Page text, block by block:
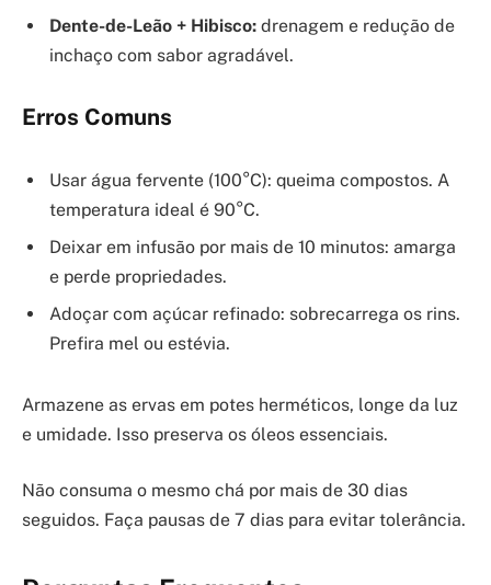
Dente-de-Leão + Hibisco: drenagem e redução de
inchaço com sabor agradável.
Erros Comuns
Usar água fervente (100°C): queima compostos. A
temperatura ideal é 90°C.
Deixar em infusão por mais de 10 minutos: amarga
e perde propriedades.
Adoçar com açúcar refinado: sobrecarrega os rins.
Prefira mel ou estévia.
Armazene as ervas em potes herméticos, longe da luz
e umidade. Isso preserva os óleos essenciais.
Não consuma o mesmo chá por mais de 30 dias
seguidos. Faça pausas de 7 dias para evitar tolerância.